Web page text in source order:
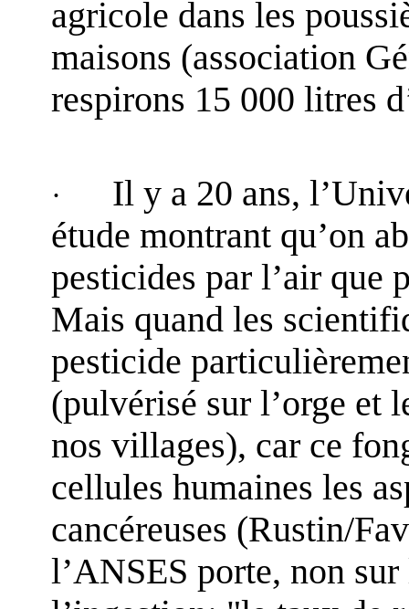
agricole dans les
maisons (association
respirons 15 000 litres
·
Il y a 20 ans,
étude montrant qu’on
pesticides par l’air
Mais quand les
pesticide
(pulvérisé sur l’orge et
nos villages), car ce
cellules humaines les
cancéreuses (Rustin/
l’ANSES porte, non